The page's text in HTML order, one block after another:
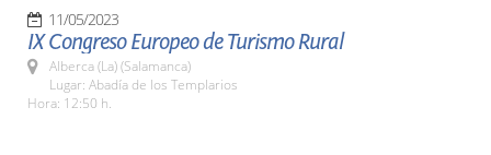
11/05/2023
IX Congreso Europeo de Turismo Rural
Alberca (La) (Salamanca)
Lugar: Abadía de los Templarios
Hora: 12:50 h.